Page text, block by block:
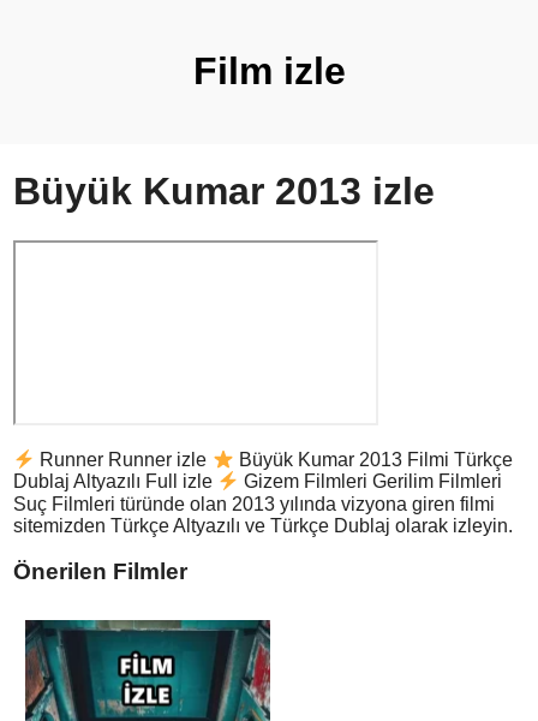
Film izle
Büyük Kumar 2013 izle
Runner Runner izle
Büyük Kumar 2013 Filmi Türkçe
Dublaj Altyazılı Full izle
Gizem Filmleri Gerilim Filmleri
Suç Filmleri türünde olan 2013 yılında vizyona giren filmi
sitemizden Türkçe Altyazılı ve Türkçe Dublaj olarak izleyin.
Önerilen Filmler